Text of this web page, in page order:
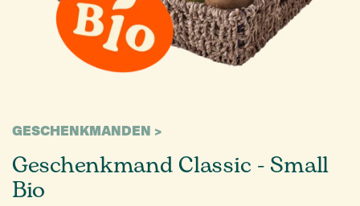
GESCHENKMANDEN
Geschenkmand Classic - Small
Bio